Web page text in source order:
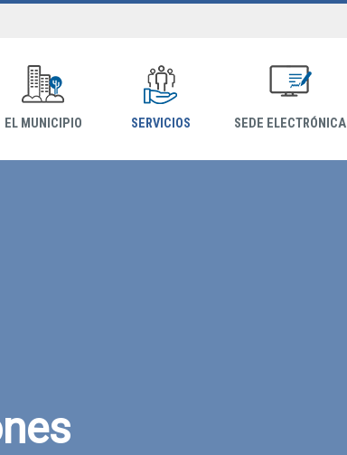
EL MUNICIPIO SERVICIOS SEDE ELECTRÓNICA